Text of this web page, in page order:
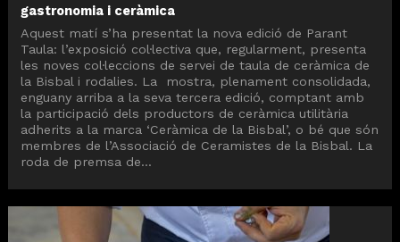
gastronomia i ceràmica
Aquest matí s’ha presentat la nova edició de Parant
Taula: l’exposició col·lectiva que, regularment, presenta
les noves col·leccions de servei de taula de ceràmica de
la Bisbal i rodalies. La mostra, plenament consolidada,
enguany arriba a la seva tercera edició, comptant amb
la participació dels productors de ceràmica utilitària
adherits a la marca ‘Ceràmica de la Bisbal’, o bé que són
membres de l’Associació de Ceramistes de la Bisbal. La
roda de premsa de...